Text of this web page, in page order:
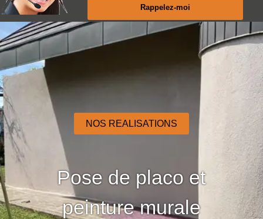
NOS REALISATIONS
Pose de placo et
peinture murale